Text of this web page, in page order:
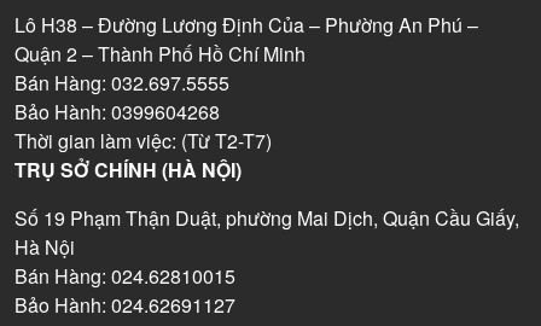
Lô H38 – Đường Lương Định Của – Phường An Phú –
Quận 2 – Thành Phố Hồ Chí Minh
Bán Hàng: 032.697.5555
Bảo Hành: 0399604268
Thời gian làm việc: (Từ T2-T7)
TRỤ SỞ CHÍNH (HÀ NỘI)
Số 19 Phạm Thận Duật, phường Mai Dịch, Quận Cầu Giấy,
Hà Nội
Bán Hàng: 024.62810015
Bảo Hành: 024.62691127